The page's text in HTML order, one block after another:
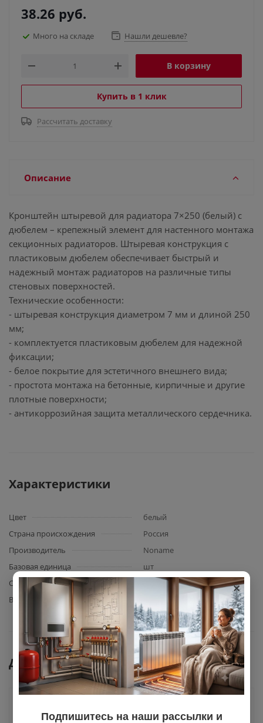
38.26 руб.
Много на складе Нашли дешевле?
В корзину
Купить в 1 клик
Рассчитать доставку
Описание
Кронштейн штыревой для радиатора 7×250 (белый) с
дюбелем – крепежный элемент для настенного монтажа
секционных радиаторов. Штыревая конструкция с
пластиковым дюбелем обеспечивает быстрый и
надежный монтаж радиаторов на различные типы
стеновых поверхностей.
Технические особенности:
- штыревая конструкция диаметром 7 мм и длиной 250
мм;
- комплектуется пластиковым дюбелем для надежной
фиксации;
- белое покрытие для эстетичного внешнего вида;
- простота монтажа на бетонные, кирпичные и другие
плотные поверхности;
- антикоррозийная защита металлического сердечника.
Характеристики
Цвет
белый
Страна происхождения
Россия
Производитель
Noname
Базовая единица
шт
Сфера применения
для секционных радиаторов
Вид арматуры
кронштейн радиаторный
Документы
×
Подпишитесь на наши рассылки и